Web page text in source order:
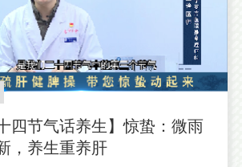
四节气话养生】惊蛰：微雨
，养生重养肝